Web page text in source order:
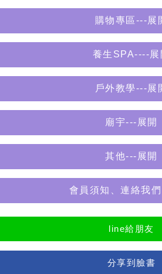
購物專區---展
養生SPA----展
戶外教學---展
廟宇---展開
其他---展開
會員須知、連絡我
line給朋友
分享到臉書